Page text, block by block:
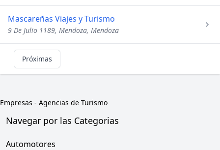
Mascareñas Viajes y Turismo
9 De Julio 1189, Mendoza, Mendoza
Próximas
Empresas - Agencias de Turismo
Navegar por las Categorias
Automotores